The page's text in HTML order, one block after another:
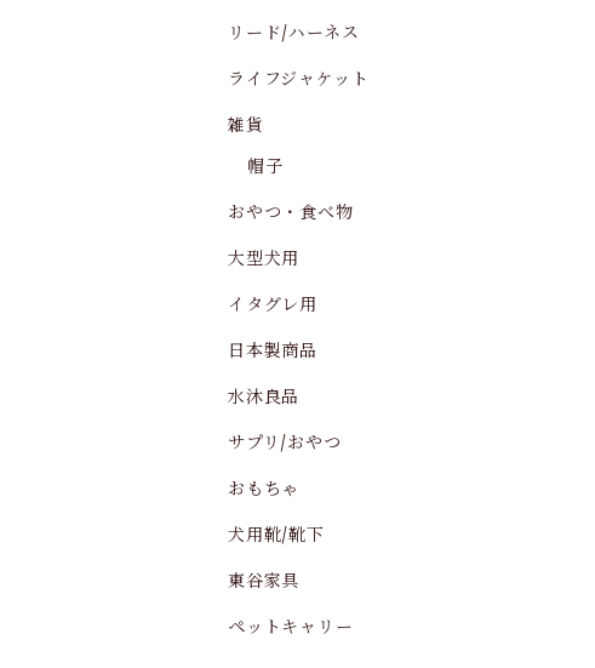
リード/ハーネス
ライフジャケット
雑貨
帽子
おやつ・食べ物
大型犬用
イタグレ用
日本製商品
水沐良品
サプリ/おやつ
おもちゃ
犬用靴/靴下
東谷家具
ペットキャリー